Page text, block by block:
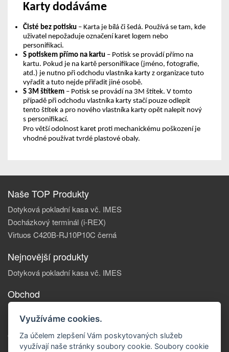
Karty dodáváme
Čisté bez potisku – Karta je bílá či šedá. Používá se tam, kde
uživatel nepožaduje označení karet logem nebo
personifikaci.
S potiskem přímo na kartu – Potisk se provádí přímo na
kartu. Pokud je na kartě personifikace (jméno, fotografie,
atd.) je nutno při odchodu vlastníka karty z organizace tuto
vyřadit a tuto nejde přiřadit jiné osobě.
S 3M štítkem – Potisk se provádí na 3M štítek. V tomto
případě při odchodu vlastníka karty stačí pouze odlepit
tento štítek a pro nového vlastníka karty opět nalepit nový
s personifikací.
Pro větší odolnost karet proti mechanickému poškození je
vhodné používat tvrdé plastové obaly.
Naše TOP Produkty
Dotyková pokladní kasa vč. IMES
Docházkový terminál (i-REX)
Virtuos C420B-RJ10P10C černá
Nejnovější produkty
Dotyková pokladní kasa vč. IMES
Obchod
Reklamace zboží
Obchodní podmínky
Doprava a platba
Využíváme cookies.
Za účelem zlepšení Vám poskytovaných služeb
využívají naše stránky soubory cookie. Soubory cookie